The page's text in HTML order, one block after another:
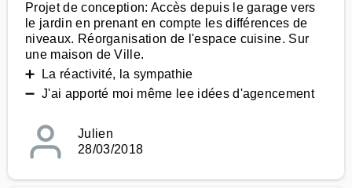
Projet de conception: Accès depuis le garage vers
le jardin en prenant en compte les différences de
niveaux. Réorganisation de l'espace cuisine. Sur
une maison de Ville.
➕ La réactivité, la sympathie
➖ J'ai apporté moi même lee idées d'agencement
Julien
28/03/2018